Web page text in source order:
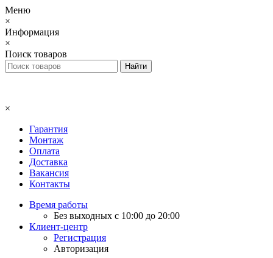
Меню
×
Информация
×
Поиск товаров
×
Гарантия
Монтаж
Оплата
Доставка
Вакансия
Контакты
Время работы
Без выходных с 10:00 до 20:00
Клиент-центр
Регистрация
Авторизация